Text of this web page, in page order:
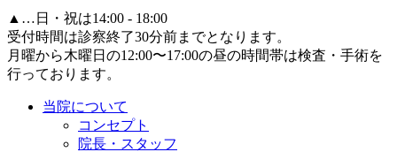
▲ …日・祝は14:00 - 18:00
受付時間は診察終了30分前までとなります。
月曜から木曜日の12:00〜17:00の昼の時間帯は検査・手術を
行っております。
当院について
コンセプト
院長・スタッフ